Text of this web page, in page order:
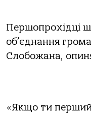
Першопрохідці
об’єднання
Слобожана,
«Якщо ти